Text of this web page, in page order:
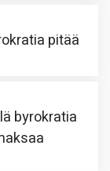
pitää
byrokratia